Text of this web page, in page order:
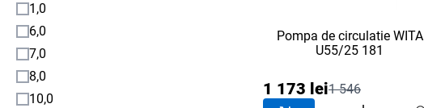
1,0
6,0
7,0
8,0
10,0
Pompa de circulatie WITA
U55/25 181
1 173 lei1 546